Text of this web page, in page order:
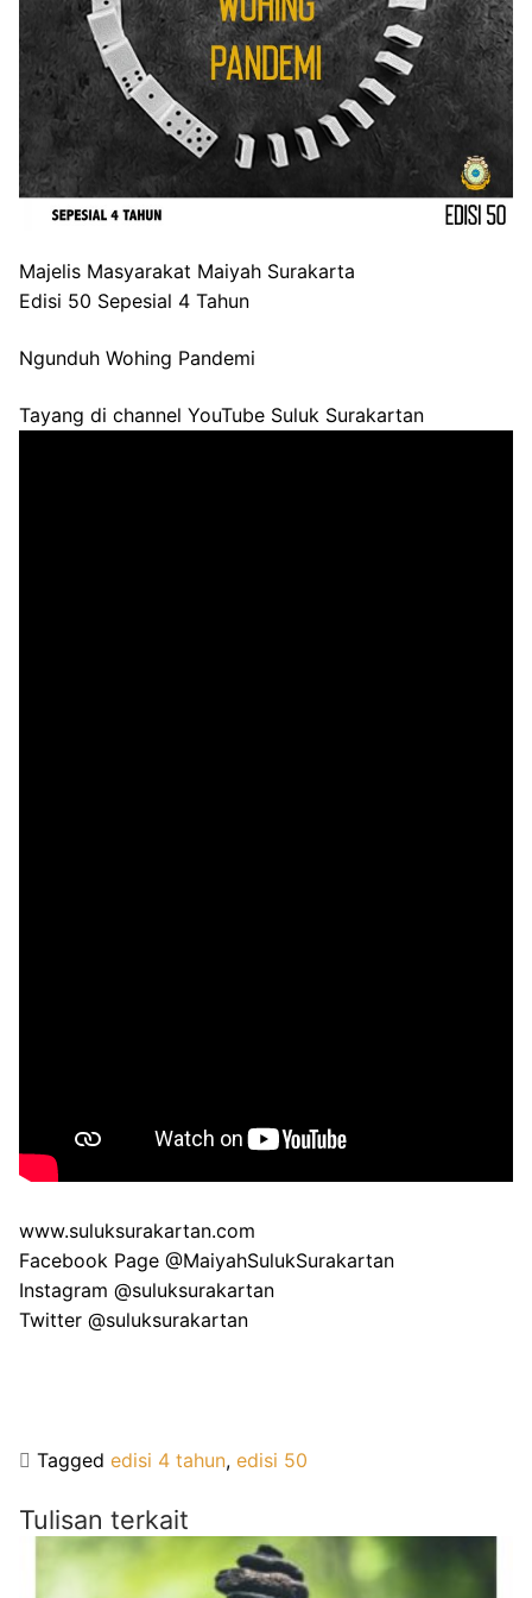
Majelis Masyarakat Maiyah Surakarta
Edisi 50 Sepesial 4 Tahun
Ngunduh Wohing Pandemi
Tayang di channel YouTube Suluk Surakartan
www.suluksurakartan.com
Facebook Page @MaiyahSulukSurakartan
Instagram @suluksurakartan
Twitter @suluksurakartan
Tagged edisi 4 tahun, edisi 50
Tulisan terkait